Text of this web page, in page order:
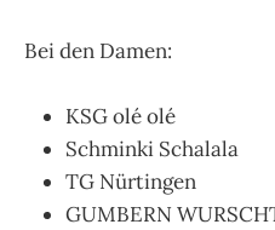
Bei den Damen:
KSG olé olé
Schminki Schalala
TG Nürtingen
GUMBERN